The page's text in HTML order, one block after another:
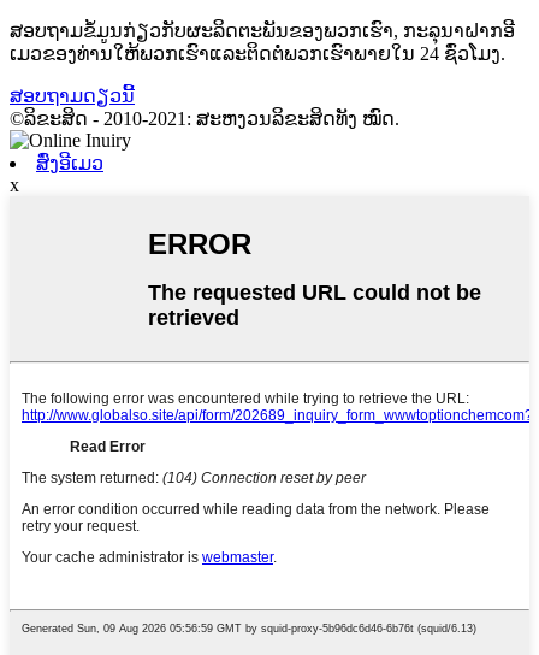
ສອບຖາມຂໍ້ມູນກ່ຽວກັບຜະລິດຕະພັນຂອງພວກເຮົາ, ກະລຸນາຝາກອີ
ເມວຂອງທ່ານໃຫ້ພວກເຮົາແລະຕິດຕໍ່ພວກເຮົາພາຍໃນ 24 ຊົ່ວໂມງ.
ສອບຖາມດຽວນີ້
©ລິຂະສິດ - 2010-2021: ສະຫງວນລິຂະສິດທັງ ໝົດ.
ສົ່ງອີເມວ
x